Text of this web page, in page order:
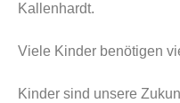
Kallenhardt.
Viele Kinder benötigen
Kinder sind unsere